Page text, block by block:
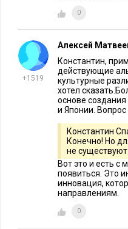
что правительства
операции, при которых
товарного производства
Это, организация
образцов и моделей из
производство стало
содержались, как уже
постепенно
явлений, шел процесс
транснациональных
странах юго-восточной
0
+1519
Алексей
Константин,
действующие
культурные
хотел
основе
и Японии. Вопрос
Константин
Конечно! Но
не
Вот это и есть с
появиться. Это
инновация,
направлениям.
0